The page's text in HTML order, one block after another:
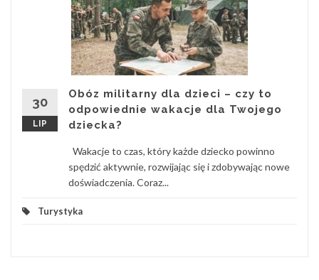
30
LIP
Obóz militarny dla dzieci – czy to
odpowiednie wakacje dla Twojego
dziecka?
Wakacje to czas, który każde dziecko powinno
spędzić aktywnie, rozwijając się i zdobywając nowe
doświadczenia. Coraz...
Turystyka